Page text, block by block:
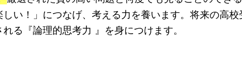
い！」につなげ、考える力を養います。将来の高
る『論理的思考力 』を身につけます。